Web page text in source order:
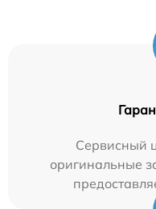
Сервисный
оригинальные